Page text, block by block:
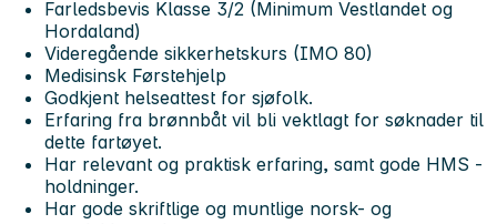
Farledsbevis Klasse 3/2 (Minimum Vestlandet og
Hordaland)
Videregående sikkerhetskurs (IMO 80)
Medisinsk Førstehjelp
Godkjent helseattest for sjøfolk.
Erfaring fra brønnbåt vil bli vektlagt for søknader til
dette fartøyet.
Har relevant og praktisk erfaring, samt gode HMS -
holdninger.
Har gode skriftlige og muntlige norsk- og